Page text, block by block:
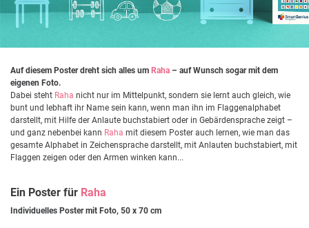
Auf diesem Poster dreht sich alles um Raha – auf Wunsch sogar mit dem
eigenen Foto.
Dabei steht Raha nicht nur im Mittelpunkt, sondern sie lernt auch gleich, wie
bunt und lebhaft ihr Name sein kann, wenn man ihn im Flaggenalphabet
darstellt, mit Hilfe der Anlaute buchstabiert oder in Gebärdensprache zeigt –
und ganz nebenbei kann Raha mit diesem Poster auch lernen, wie man das
gesamte Alphabet in Zeichensprache darstellt, mit Anlauten buchstabiert, mit
Flaggen zeigen oder den Armen winken kann...
Ein Poster für Raha
Individuelles Poster mit Foto, 50 x 70 cm